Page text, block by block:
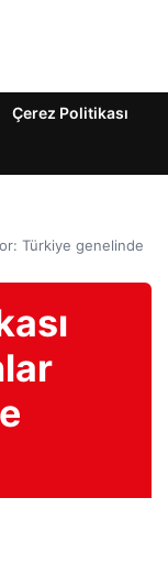
Çerez Politikası
Türkiye genelinde